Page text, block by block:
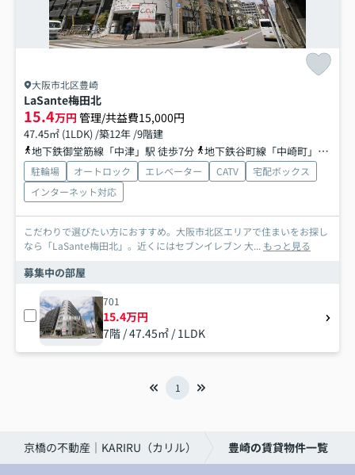
大阪市北区豊崎
LaSante梅田北
15.4万円 管理/共益費15,000円
47.45㎡ (1LDK) /築12年 /9階建
地下鉄御堂筋線「中津」駅 徒歩7分
地下鉄谷町線「中崎町」駅 徒歩11分
駐輪場 オートロック エレベーター CATV
宅配ボックス
インターネット対応
こだわりで選びたい方におすすめ。大阪市北区エリアで住まいをお探し
なら「LaSante梅田北」。近くにはセブンイレブン 大... もっと見る
募集中の部屋
701
15.4万円
7階 / 47.45㎡ / 1LDK
1
京橋の不動産｜KARIRU（カリル） 豊崎の賃貸物件一覧